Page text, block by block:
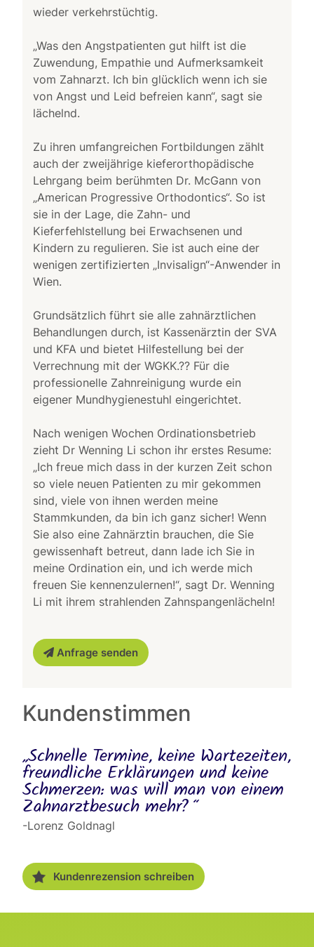
wieder verkehrstüchtig.
„Was den Angstpatienten gut hilft ist die
Zuwendung, Empathie und Aufmerksamkeit
vom Zahnarzt. Ich bin glücklich wenn ich sie
von Angst und Leid befreien kann“, sagt sie
lächelnd.
Zu ihren umfangreichen Fortbildungen zählt
auch der zweijährige kieferorthopädische
Lehrgang beim berühmten Dr. McGann von
„American Progressive Orthodontics“. So ist
sie in der Lage, die Zahn- und
Kieferfehlstellung bei Erwachsenen und
Kindern zu regulieren. Sie ist auch eine der
wenigen zertifizierten „Invisalign“-Anwender in
Wien.
Grundsätzlich führt sie alle zahnärztlichen
Behandlungen durch, ist Kassenärztin der SVA
und KFA und bietet Hilfestellung bei der
Verrechnung mit der WGKK.?? Für die
professionelle Zahnreinigung wurde ein
eigener Mundhygienestuhl eingerichtet.
Nach wenigen Wochen Ordinationsbetrieb
zieht Dr Wenning Li schon ihr erstes Resume:
„Ich freue mich dass in der kurzen Zeit schon
so viele neuen Patienten zu mir gekommen
sind, viele von ihnen werden meine
Stammkunden, da bin ich ganz sicher! Wenn
Sie also eine Zahnärztin brauchen, die Sie
gewissenhaft betreut, dann lade ich Sie in
meine Ordination ein, und ich werde mich
freuen Sie kennenzulernen!“, sagt Dr. Wenning
Li mit ihrem strahlenden Zahnspangenlächeln!
Anfrage senden
Kundenstimmen
„Schnelle Termine, keine Wartezeiten,
freundliche Erklärungen und keine
Schmerzen: was will man von einem
Zahnarztbesuch mehr? “
-Lorenz Goldnagl
Kundenrezension schreiben